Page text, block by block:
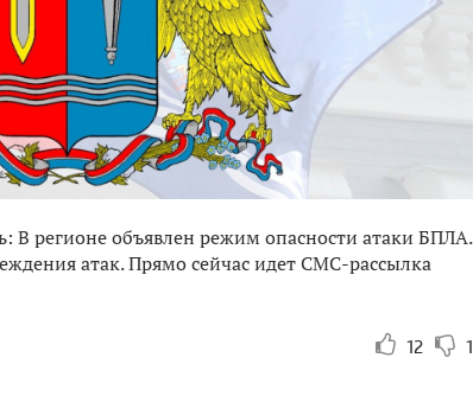
В регионе объявлен режим опасности атаки БПЛА.
атак. Прямо сейчас идет СМС-рассылка
12 1